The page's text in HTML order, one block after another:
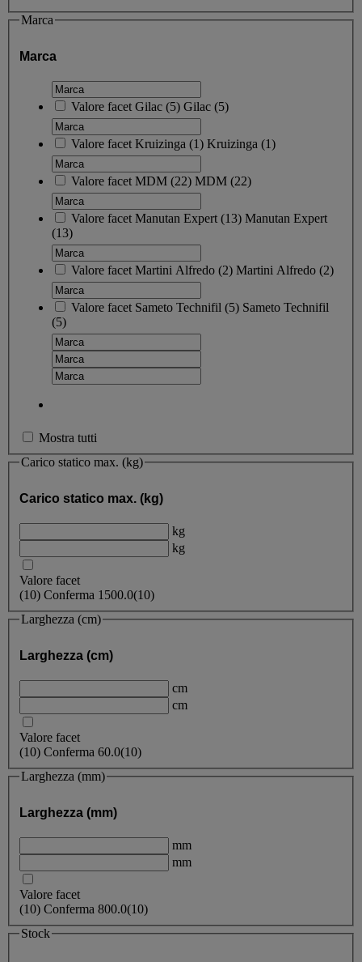
Marca
Marca
Valore facet Gilac (5) Gilac (5)
Valore facet Kruizinga (1) Kruizinga (1)
Valore facet MDM (22) MDM (22)
Valore facet Manutan Expert (13) Manutan Expert
(13)
Valore facet Martini Alfredo (2) Martini Alfredo (2)
Valore facet Sameto Technifil (5) Sameto Technifil
(5)
Mostra tutti
Carico statico max. (kg)
Carico statico max. (kg)
kg
kg
Valore facet
(10) Conferma 1500.0(10)
Larghezza (cm)
Larghezza (cm)
cm
cm
Valore facet
(10) Conferma 60.0(10)
Larghezza (mm)
Larghezza (mm)
mm
mm
Valore facet
(10) Conferma 800.0(10)
Stock